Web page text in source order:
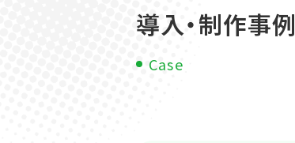
導入・制作事例
Case